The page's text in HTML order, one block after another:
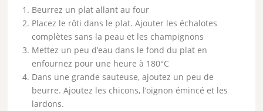
Beurrez un plat allant au four
Placez le rôti dans le plat. Ajouter les échalotes
complètes sans la peau et les champignons
Mettez un peu d’eau dans le fond du plat en
enfournez pour une heure à 180°C
Dans une grande sauteuse, ajoutez un peu de
beurre. Ajoutez les chicons, l’oignon émincé et les
lardons.